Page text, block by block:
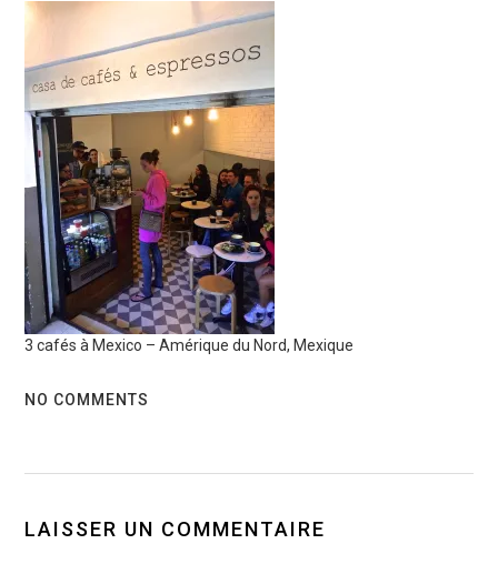
3 cafés à Mexico – Amérique du Nord, Mexique
NO COMMENTS
LAISSER UN COMMENTAIRE